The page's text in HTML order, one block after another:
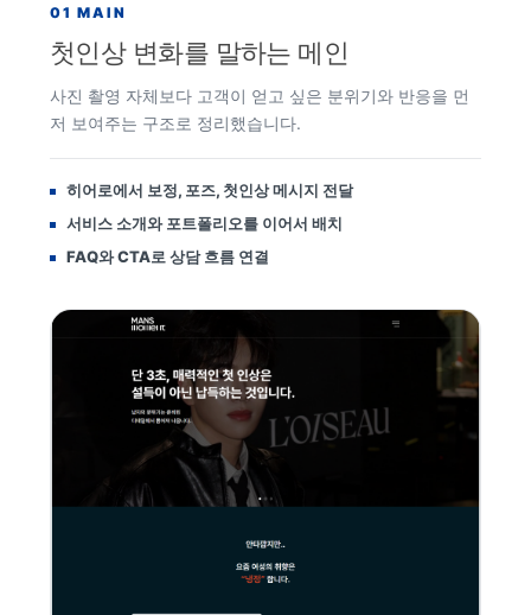
01 MAIN
첫인상 변화를 말하는 메인
사진 촬영 자체보다 고객이 얻고 싶은 분위기와 반응을 먼
저 보여주는 구조로 정리했습니다.
히어로에서 보정, 포즈, 첫인상 메시지 전달
서비스 소개와 포트폴리오를 이어서 배치
FAQ와 CTA로 상담 흐름 연결